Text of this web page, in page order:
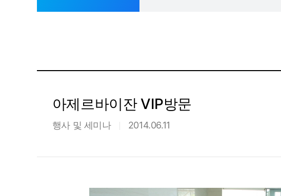
아제르바이잔 VIP방문
행사 및 세미나 2014.06.11